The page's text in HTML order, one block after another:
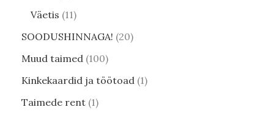
Väetis 11
SOODUSHINNAGA! 20
Muud taimed 100
Kinkekaardid ja töötoad 1
Taimede rent 1